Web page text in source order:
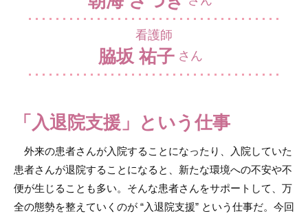
看護師
脇坂 祐子さん
「入退院支援」という仕事
外来の患者さんが入院することになったり、入院していた
患者さんが退院することになると、新たな環境への不安や不
便が生じることも多い。そんな患者さんをサポートして、万
全の態勢を整えていくのが “入退院支援” という仕事だ。今回